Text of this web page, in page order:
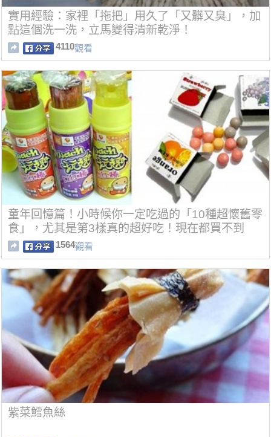
實用經驗：家裡「拖把」用久了「又髒又臭」，加
點這個洗一洗，立馬變得清新乾淨！
4110觀看
童年回憶篇！小時候你一定吃過的「10種超懷舊零
食」，尤其是第3樣真的超好吃！現在都買不到
了！
1564觀看
紫菜鱈魚絲